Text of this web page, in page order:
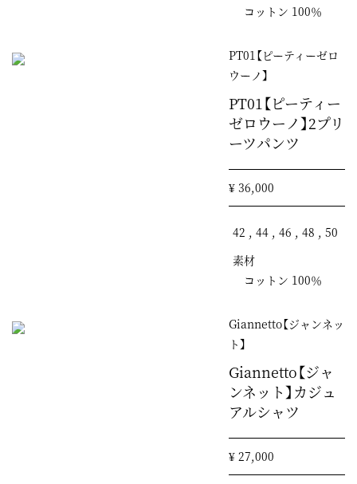
コットン 100％
PT01【ピーティーゼロ
ウーノ】
PT01【ピーティー
ゼロウーノ】2プリ
ーツパンツ
¥ 36,000
42 , 44 , 46 , 48 , 50
素材
コットン 100％
Giannetto【ジャンネッ
ト】
Giannetto【ジャ
ンネット】カジュ
アルシャツ
¥ 27,000